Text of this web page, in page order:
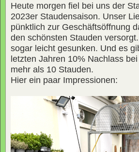
Heute morgen fiel bei uns der
2023er Staudensaison. Unser
pünktlich zur Geschäftsöffnung
den schönsten Stauden
sogar leicht gesunken. Und es
letzten Jahren 10% Nachlass
mehr als 10 Stauden.
Hier ein paar Impressionen: